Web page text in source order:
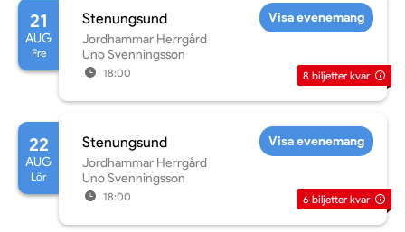
21
AUG
Fre
Stenungsund
Jordhammar Herrgård
Uno Svenningsson
18:00
Visa evenemang
8 biljetter kvar
22
AUG
Lör
Stenungsund
Jordhammar Herrgård
Uno Svenningsson
18:00
Visa evenemang
6 biljetter kvar